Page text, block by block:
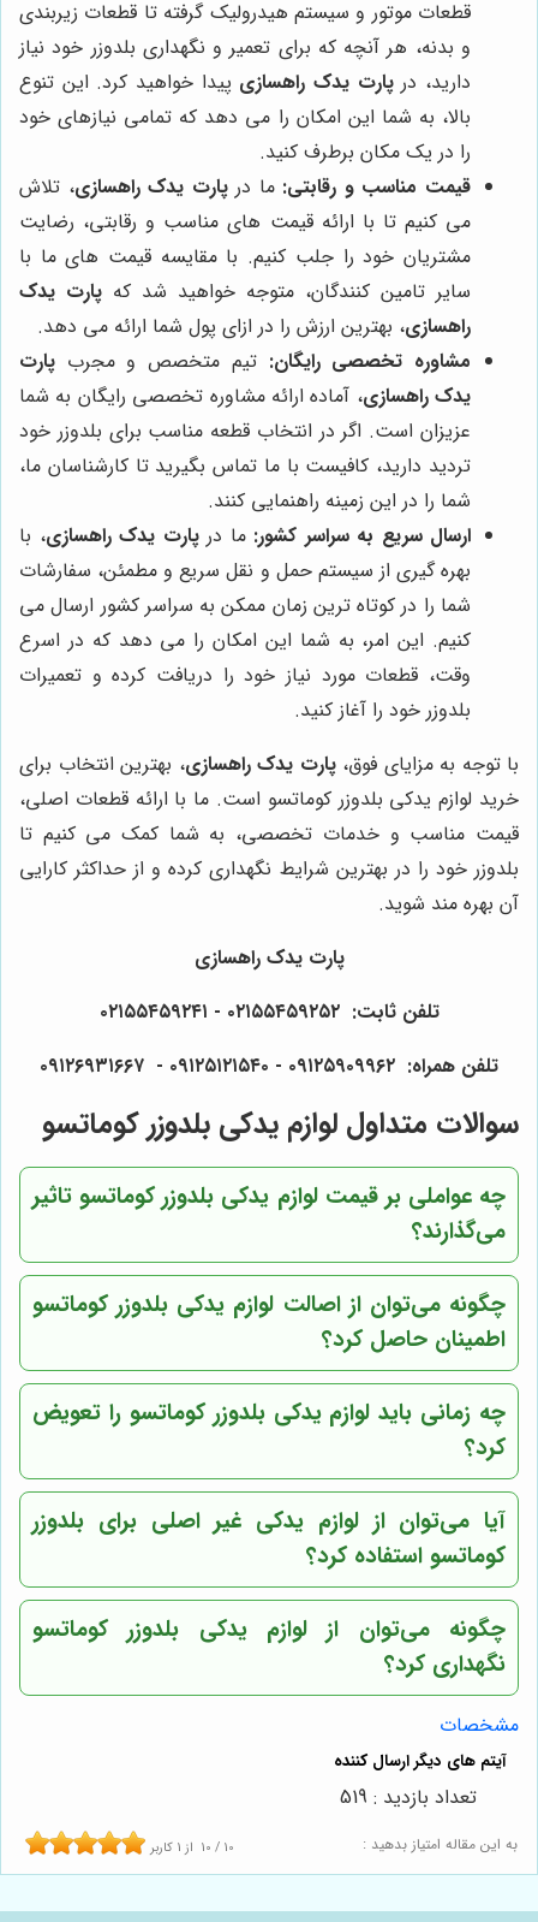
قطعات موتور و سیستم هیدرولیک گرفته تا قطعات زیربندی
و بدنه، هر آنچه که برای تعمیر و نگهداری بلدوزر خود نیاز
دارید، درپارت یدک راهسازی پیدا خواهید کرد. این تنوع
بالا، به شما این امکان را می دهد که تمامی نیازهای خود
را در یک مکان برطرف کنید.
قیمت مناسب و رقابتی: ما درپارت یدک راهسازی، تلاش
می کنیم تا با ارائه قیمت های مناسب و رقابتی، رضایت
مشتریان خود را جلب کنیم. با مقایسه قیمت های ما با
سایر تامین کنندگان، متوجه خواهید شد که پارت یدک
راهسازی، بهترین ارزش را در ازای پول شما ارائه می دهد.
مشاوره تخصصی رایگان: تیم متخصص و مجرب پارت
یدک راهسازی، آماده ارائه مشاوره تخصصی رایگان به شما
عزیزان است. اگر در انتخاب قطعه مناسب برای بلدوزر خود
تردید دارید، کافیست با ما تماس بگیرید تا کارشناسان ما،
شما را در این زمینه راهنمایی کنند.
ارسال سریع به سراسر کشور: ما درپارت یدک راهسازی، با
بهره گیری از سیستم حمل و نقل سریع و مطمئن، سفارشات
شما را در کوتاه ترین زمان ممکن به سراسر کشور ارسال می
کنیم. این امر، به شما این امکان را می دهد که در اسرع
وقت، قطعات مورد نیاز خود را دریافت کرده و تعمیرات
بلدوزر خود را آغاز کنید.
با توجه به مزایای فوق،پارت یدک راهسازی، بهترین انتخاب برای
خرید لوازم یدکی بلدوزر کوماتسو است. ما با ارائه قطعات اصلی،
قیمت مناسب و خدمات تخصصی، به شما کمک می کنیم تا
بلدوزر خود را در بهترین شرایط نگهداری کرده و از حداکثر کارایی
آن بهره مند شوید.
پارت یدک راهسازی
تلفن ثابت: ۰۲۱۵۵۴۵۹۲۵۲ - ۰۲۱۵۵۴۵۹۲۴۱
تلفن همراه: ۰۹۱۲۵۹۰۹۹۶۲ - ۰۹۱۲۵۱۲۱۵۴۰‌‌‌ - ۰۹۱۲۶۹۳۱۶۶۷
سوالات متداول لوازم یدکی بلدوزر کوماتسو
چه عواملی بر قیمت لوازم یدکی بلدوزر کوماتسو تاثیر
می‌گذارند؟
چگونه می‌توان از اصالت لوازم یدکی بلدوزر کوماتسو
اطمینان حاصل کرد؟
چه زمانی باید لوازم یدکی بلدوزر کوماتسو را تعویض
کرد؟
آیا می‌توان از لوازم یدکی غیر اصلی برای بلدوزر
کوماتسو استفاده کرد؟
چگونه می‌توان از لوازم یدکی بلدوزر کوماتسو
نگهداری کرد؟
مشخصات
به این مقاله امتیاز بدهید : 10 / 10 از 1 کاربر
تعداد بازدید : 519